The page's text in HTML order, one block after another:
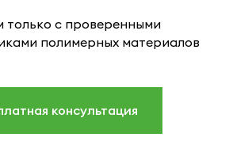
только с проверенными
полимерных материалов
консультация